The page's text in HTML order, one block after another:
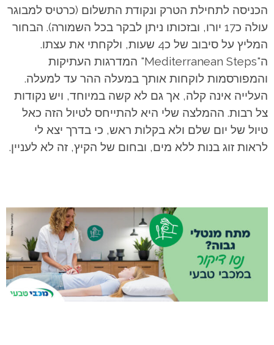
הכניסה לתחילת הטרק ונקודת התשלום (כרטיס למבוגר
עולה כ17 יורו, ובזכותו ניתן לבקר בכל השמורה). הבחור
המליץ על סיבוב של כ4 שעות, ולקחתי את עצתו.
ה"Mediterranean Steps" המדרגות העתיקות
והמפורסמות לוקחות אותך במעלה ההר עד למעלה.
העלייה אינה קלה, אך גם לא קשה במיוחד, ויש נקודות
צל רבות. ההמלצה שלי היא להתייחס לטיול הזה כאל
טיול של יום שלם ולא בקלות ראש, כי בדרך יצא לי
לראות זוג בנות ללא מים, ובחום של הקיץ, זה לא לעניין.